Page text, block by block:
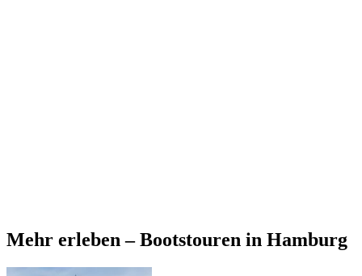
Mehr erleben – Bootstouren in Hamburg